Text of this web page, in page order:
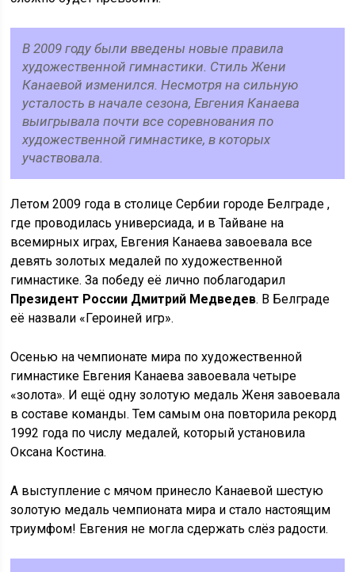
В 2009 году были введены новые правила
художественной гимнастики. Стиль Жени
Канаевой изменился. Несмотря на сильную
усталость в начале сезона, Евгения Канаева
выигрывала почти все соревнования по
художественной гимнастике, в которых
участвовала.
Летом 2009 года в столице Сербии городе Белграде ,
где проводилась универсиада, и в Тайване на
всемирных играх, Евгения Канаева завоевала все
девять золотых медалей по художественной
гимнастике. За победу её лично поблагодарил
Президент России Дмитрий Медведев. В Белграде
её назвали «Героиней игр».
Осенью на чемпионате мира по художественной
гимнастике Евгения Канаева завоевала четыре
«золота». И ещё одну золотую медаль Женя завоевала
в составе команды. Тем самым она повторила рекорд
1992 года по числу медалей, который установила
Оксана Костина.
А выступление с мячом принесло Канаевой шестую
золотую медаль чемпионата мира и стало настоящим
триумфом! Евгения не могла сдержать слёз радости.